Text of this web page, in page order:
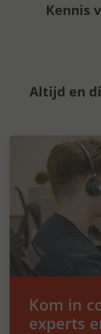
Kennis
Altijd en
Kom in
experts